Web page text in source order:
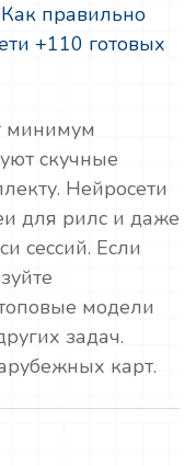
правильно
+110 готовых
минимум
скучные
Нейросети
для рилс и даже
сессий. Если
модели
задач.
карт.